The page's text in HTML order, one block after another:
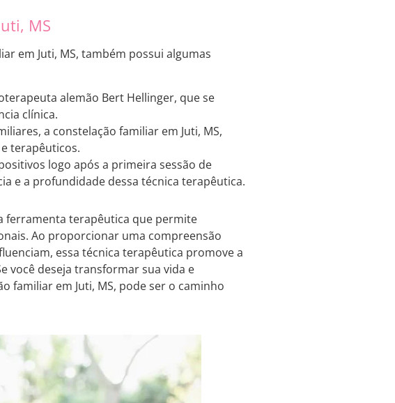
MS
em Juti, MS, também possui algumas
alemão Bert Hellinger, que se
clínica.
a constelação familiar em Juti, MS,
terapêuticos.
logo após a primeira sessão de
e a profundidade dessa técnica terapêutica.
ferramenta terapêutica que permite
Ao proporcionar uma compreensão
essa técnica terapêutica promove a
você deseja transformar sua vida e
familiar em Juti, MS, pode ser o caminho